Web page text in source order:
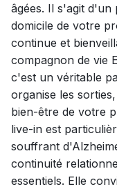
âgées. Il s'agit d'un
domicile de votre
continue et
compagnon de vie
c'est un véritable
organise les
bien-être de votre
live-in est
souffrant
continuité
essentiels. Elle